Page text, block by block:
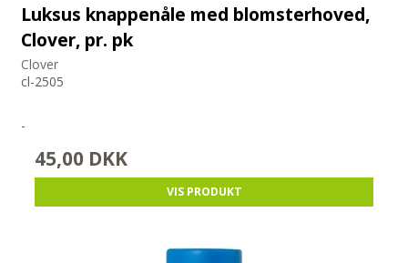
Luksus knappenåle med blomsterhoved,
Clover, pr. pk
Clover
cl-2505
-
45,00 DKK
VIS PRODUKT